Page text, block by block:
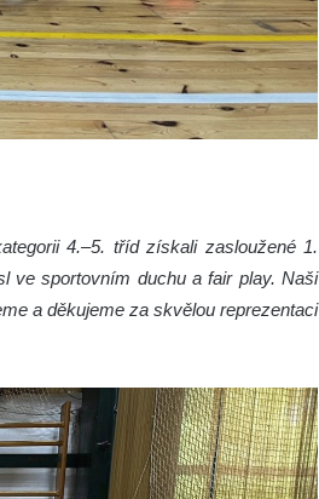
4.–5. tříd získali zasloužené 1.
ve sportovním duchu a fair play. Naši
a děkujeme za skvělou reprezentaci